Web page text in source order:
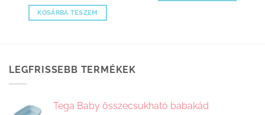
KOSÁRBA TESZEM
LEGFRISSEBB TERMÉKEK
Tega Baby összecsukható babakád